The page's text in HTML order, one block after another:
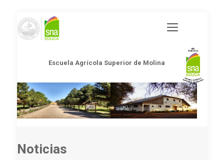
Escuela Agrícola Superior de Molina
Noticias